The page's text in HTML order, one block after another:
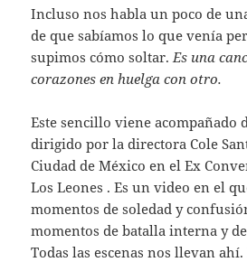
Incluso nos habla un poco de
de que sabíamos lo que venía
supimos cómo soltar. Es una
corazones en huelga con otro.
Este sencillo viene acompañado
dirigido por la directora Cole
Ciudad de México en el Ex
Los Leones . Es un video en el
momentos de soledad y
momentos de batalla interna y
Todas las escenas nos llevan ahí.